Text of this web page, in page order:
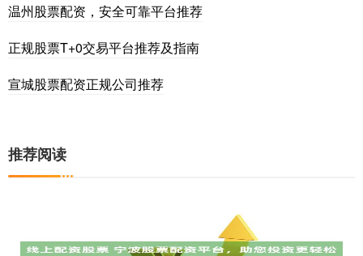
温州股票配资，安全可靠平台推荐
正规股票T+0交易平台推荐及指南
宣城股票配资正规公司推荐
推荐阅读